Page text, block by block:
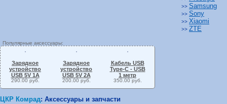
>> Samsung
>> Sony
>> Xiaomi
>> ZTE
Популярные аксессуары:
Зарядное
устройство
USB 5V 1A
290.00 руб.
Зарядное
устройство
USB 5V 2A
200.00 руб.
Кабель USB
Type-C - USB
1 метр
350.00 руб.
ЦКР Комрад: Аксессуары и запчасти